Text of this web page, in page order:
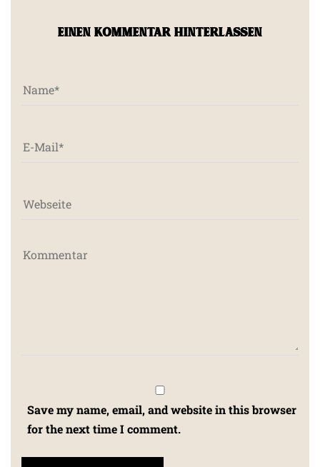
EINEN KOMMENTAR HINTERLASSEN
Save my name, email, and website in this browser
for the next time I comment.